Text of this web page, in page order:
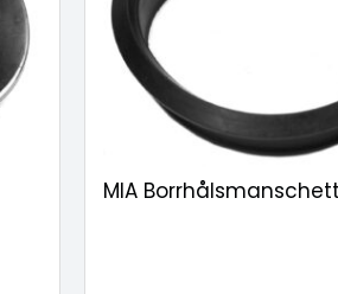
MIA Borrhålsmanschett